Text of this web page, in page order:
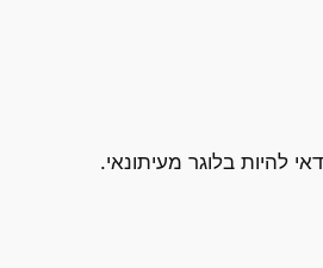
להיות בלוגר מעיתונאי.